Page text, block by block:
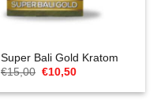
Super Bali Gold Kratom
€15,00 Ursprünglicher
war:
€10,50Aktueller
ist: